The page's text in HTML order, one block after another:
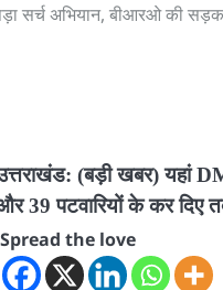
सर्च अभियान, बीआरओ की
(बड़ी खबर) यहां
39 पटवारियों के कर दिए
Spread the love